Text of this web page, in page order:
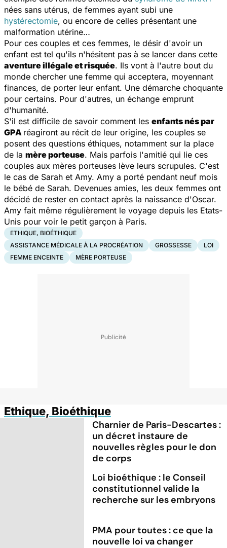
nées sans utérus, de femmes ayant subi une
hystérectomie, ou encore de celles présentant une
malformation utérine…
Pour ces couples et ces femmes, le désir d'avoir un
enfant est tel qu'ils n'hésitent pas à se lancer dans cette
aventure illégale et risquée. Ils vont à l'autre bout du
monde chercher une femme qui acceptera, moyennant
finances, de porter leur enfant. Une démarche choquante
pour certains. Pour d'autres, un échange emprunt
d'humanité.
S'il est difficile de savoir comment les enfants nés par
GPA réagiront au récit de leur origine, les couples se
posent des questions éthiques, notamment sur la place
de la mère porteuse. Mais parfois l'amitié qui lie ces
couples aux mères porteuses lève leurs scrupules. C'est
le cas de Sarah et Amy. Amy a porté pendant neuf mois
le bébé de Sarah. Devenues amies, les deux femmes ont
décidé de rester en contact après la naissance d'Oscar.
Amy fait même régulièrement le voyage depuis les Etats-
Unis pour voir le petit garçon à Paris.
ETHIQUE, BIOÉTHIQUE
ASSISTANCE MÉDICALE À LA PROCRÉATION
GROSSESSE
LOI
FEMME ENCEINTE
MÈRE PORTEUSE
Ethique, Bioéthique
Charnier de Paris-Descartes :
un décret instaure de
nouvelles règles pour le don
de corps
Loi bioéthique : le Conseil
constitutionnel valide la
recherche sur les embryons
PMA pour toutes : ce que la
nouvelle loi va changer